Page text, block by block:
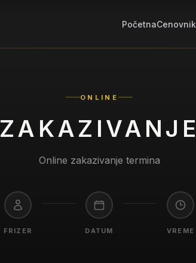
PočetnaCenovnik
ONLINE
ZAKAZIVANJE
Online zakazivanje termina
FRIZER DATUM VREME